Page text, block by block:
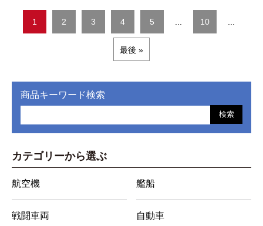
1 2 3 4 5 10
最後 »
商品キーワード検索
検索
カテゴリーから選ぶ
航空機 艦船
戦闘車両 自動車